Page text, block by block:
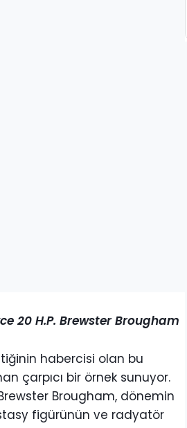
20 H.P. Brewster Brougham
habercisi olan bu
çarpıcı bir örnek sunuyor.
Brougham, dönemin
figürünün ve radyatör